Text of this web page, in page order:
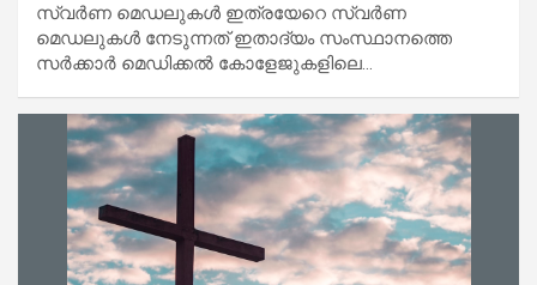
സ്വര്‍ണ മെഡലുകള്‍ ഇത്രയേറെ സ്വര്‍ണ
മെഡലുകള്‍ നേടുന്നത് ഇതാദ്യം സംസ്ഥാനത്തെ
സര്‍ക്കാര്‍ മെഡിക്കല്‍ കോളേജുകളിലെ…